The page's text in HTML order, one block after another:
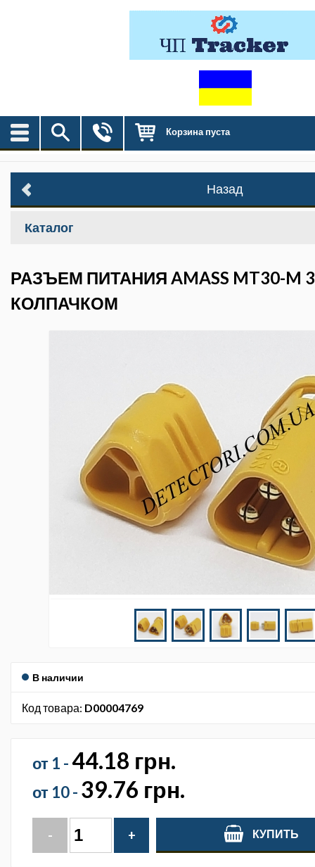
Корзина пуста
Назад
Каталог
РАЗЪЕМ ПИТАНИЯ AMASS MT30-M
КОЛПАЧКОМ
В наличии
Код товара: D00004769
от 1 -44.18 грн.
от 10 - 39.76 грн.
- + КУПИТЬ